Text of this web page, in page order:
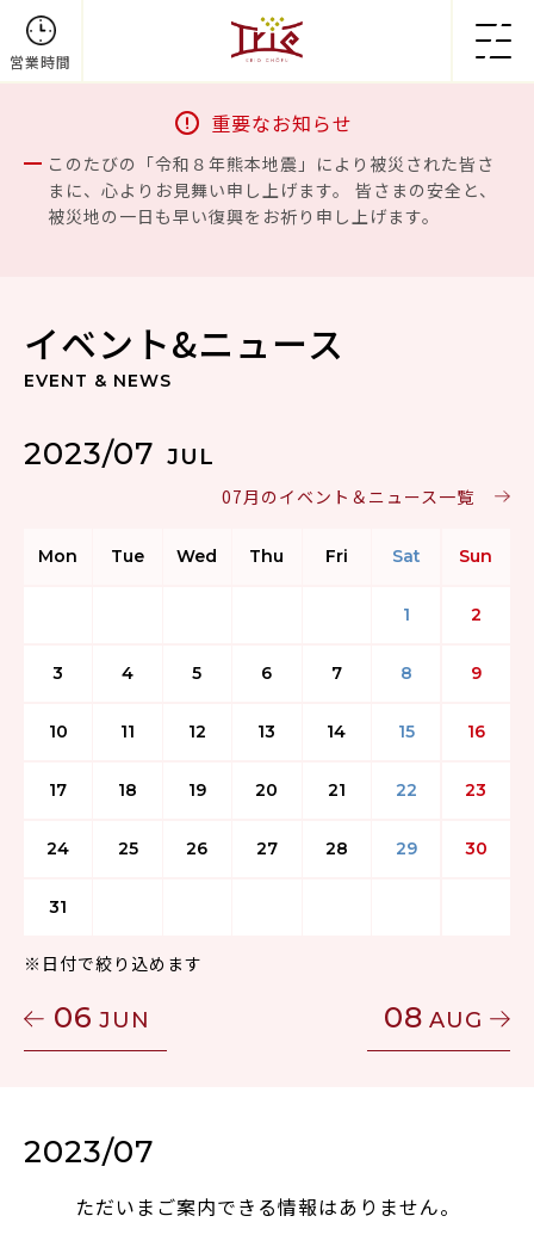
営業時間
重要なお知らせ
このたびの「令和８年熊本地震」により被災された皆さ
まに、心よりお見舞い申し上げます。 皆さまの安全と、
被災地の一日も早い復興をお祈り申し上げます。
イベント&ニュース
EVENT & NEWS
06 JUN
2023/07 JUL
07月のイベント＆ニュース一覧
Mon Tue Wed Thu Fri Sat Sun
1 2
3 4 5 6 7 8 9
10 11 12 13 14 15 16
17 18 19 20 21 22 23
24 25 26 27 28 29 30
31
※日付で絞り込めます
08 AUG
2023/07
ただいまご案内できる情報はありません。